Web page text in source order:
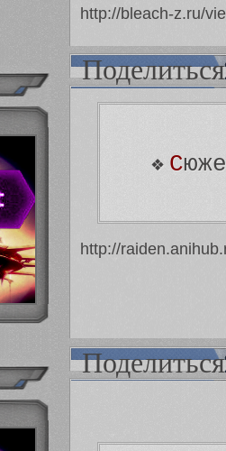
http://bleach-z.ru/
Поделиться
❖ С
http://
Поделиться